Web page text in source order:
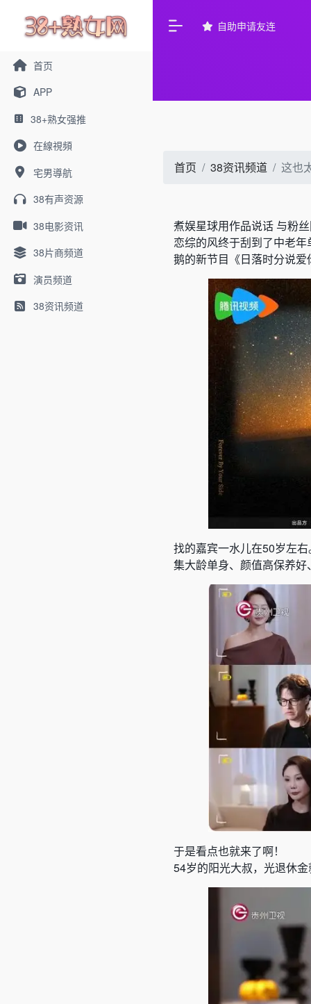
首页
APP
38+熟女强推
在線視頻
宅男導航
38有声资源
38电影资讯
38片商频道
演员频道
38资讯频道
自助申请友连
首页 38资讯频道 这也
煮娱星球用作品说话 与粉
恋综的风终于刮到了中老年
鹅的新节目《日落时分说爱
找的嘉宾一水儿在50岁左右
集大龄单身、颜值高保养好
于是看点也就来了啊！
54岁的阳光大叔，光退休